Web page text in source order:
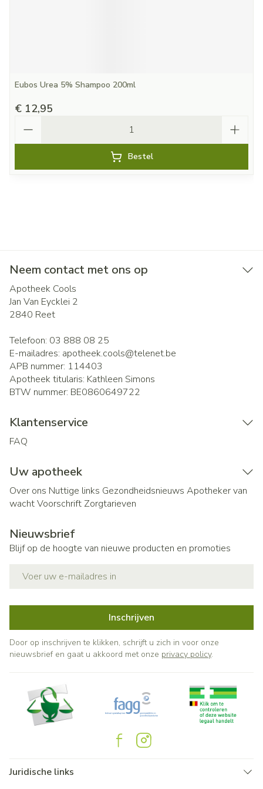
Eubos Urea 5% Shampoo 200ml
€ 12,95
Bestel
Neem contact met ons op
Apotheek Cools
Jan Van Eycklei 2
2840 Reet
Telefoon: 03 888 08 25
E-mailadres: apotheek.cools@telenet.be
APB nummer: 114403
Apotheek titularis: Kathleen Simons
BTW nummer: BE0860649722
Klantenservice
FAQ
Uw apotheek
Over ons Nuttige links Gezondheidsnieuws Apotheker van
wachtVoorschrift Zorgtarieven
Nieuwsbrief
Blijf op de hoogte van nieuwe producten en promoties
Inschrijven
Door op inschrijven te klikken, schrijft u zich in voor onze
nieuwsbrief en gaat u akkoord met onze privacy policy.
Juridische links